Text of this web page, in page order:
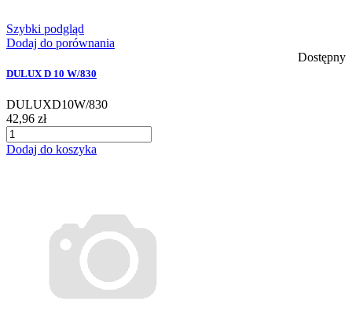
Szybki podgląd
Dodaj do porównania
Dostępny
DULUX D 10 W/830
DULUXD10W/830
42,96 zł
Dodaj do koszyka